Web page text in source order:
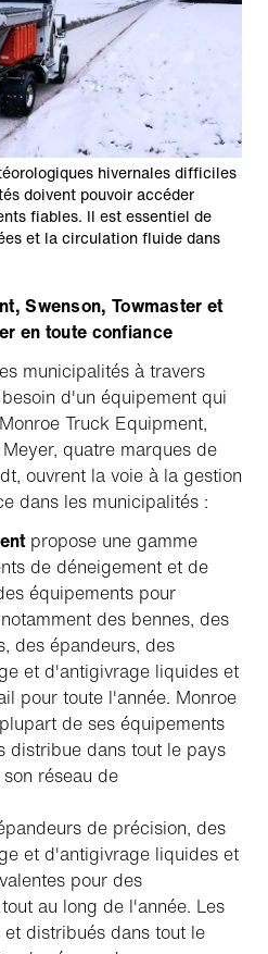
hivernales difficiles
doivent pouvoir accéder
fiables. Il est essentiel de
et la circulation fluide dans
Swenson, Towmaster et
en toute confiance
municipalités à travers
d'un équipement qui
Truck Equipment,
quatre marques de
ouvrent la voie à la gestion
dans les municipalités :
propose une gamme
de déneigement et de
équipements pour
des bennes, des
des épandeurs, des
et d'antigivrage liquides et
pour toute l'année. Monroe
de ses équipements
distribue dans tout le pays
réseau de
de précision, des
et d'antigivrage liquides et
pour des
au long de l'année. Les
distribués dans tout le